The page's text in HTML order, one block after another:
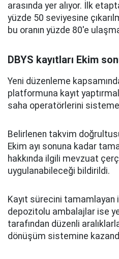
arasında yer alıyor. İlk
yüzde 50 seviyesine
bu oranın yüzde 80'e
DBYS kayıtları Ekim
Yeni düzenleme
platformuna kayıt
saha operatörlerini sisteme
Belirlenen takvim
Ekim ayı sonuna kadar
hakkında ilgili mevzuat
uygulanabileceği bildirildi.
Kayıt sürecini
depozitolu ambalajlar ise
tarafından düzenli
dönüşüm sistemine